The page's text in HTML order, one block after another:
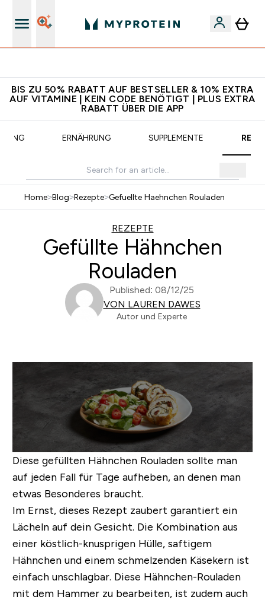
BIS ZU 50% RABATT AUF BESTSELLER & 10% EXTRA
AUF VITAMINE | KEIN CODE BENÖTIGT | PLUS EXTRA
RABATT ÜBER DIE APP
ERNÄHRUNG SUPPLEMENTE
Home>Blog>Rezepte>Gefuellte Haehnchen Rouladen
REZEPTE
Gefüllte Hähnchen
Rouladen
Published: 08/12/25
VON LAUREN DAWES
Autor und Experte
Diese gefüllten Hähnchen Rouladen sollte man
auf jeden Fall für Tage aufheben, an denen man
etwas Besonderes braucht.
Im Ernst, dieses Rezept zaubert garantiert ein
Lächeln auf dein Gesicht. Die Kombination aus
einer köstlich-knusprigen Hülle, saftigem
Hähnchen und einem schmelzenden Käsekern ist
einfach unschlagbar. Diese Hähnchen-Rouladen
mit dem Hammer zu bearbeiten, ist zudem auch